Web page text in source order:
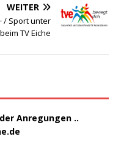
WEITER
/ Sport unter
TV Eiche
Anregungen ..